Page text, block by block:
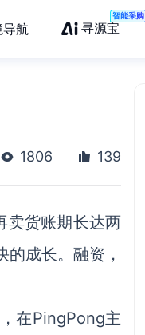
导航 寻源宝
智能采购
1806 139
卖货账期长达两
成长。融资，
在PingPong主